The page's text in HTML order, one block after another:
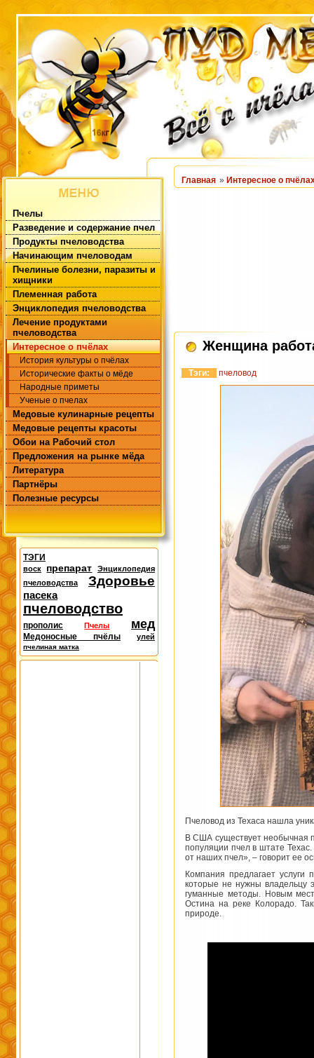
Пчелы
Разведение и содержание пчел
Продукты пчеловодства
Начинающим пчеловодам
Пчелиные болезни, паразиты и
хищники
Племенная работа
Энциклопедия пчеловодства
Лечение продуктами
пчеловодства
Интересное о пчёлах
История культуры о пчёлах
Исторические факты о мёде
Народные приметы
Ученые о пчелах
Медовые кулинарные рецепты
Медовые рецепты красоты
Обои на Рабочий стол
Предложения на рынке мёда
Литература
Партнёры
Полезные ресурсы
ТЭГИ
воск препарат
Энциклопедия
пчеловодства
Здоровье
пасека
пчеловодство
прополис Пчелы мед
Медоносные пчёлы улей
пчелиная матка
Главная » Интересное о
Женщина
Тэги: пчеловод
Пчеловод из Техаса нашла
В США существует необычная
популяции пчел в штате
от наших пчел», – говорит ее
Компания предлагает
которые не нужны владельцу
гуманные методы. Новым
Остина на реке Колорадо.
природе.